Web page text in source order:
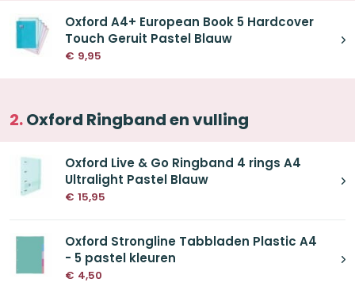
Oxford A4+ European Book 5 Hardcover
Touch Geruit Pastel Blauw
€ 9,95
Oxford Ringband en vulling
Oxford Live & Go Ringband 4 rings A4
Ultralight Pastel Blauw
€ 15,95
Oxford Strongline Tabbladen Plastic A4
- 5 pastel kleuren
€ 4,50